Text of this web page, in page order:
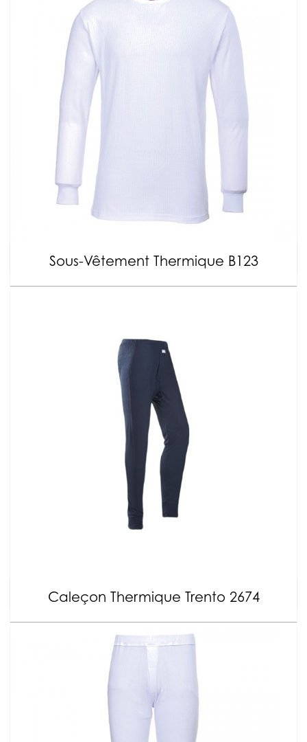
Sous-Vêtement Thermique B123
Caleçon Thermique Trento 2674